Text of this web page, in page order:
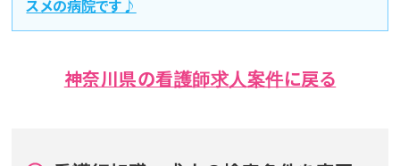
スメの病院です♪
神奈川県の看護師求人案件に戻る